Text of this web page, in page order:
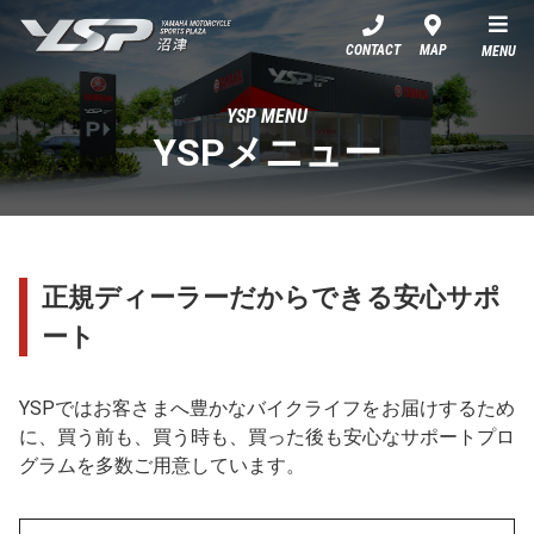
YSP沼津
CONTACT MAP MENU
YSP MENU
YSPメニュー
正規ディーラーだからできる安心サポ
ート
YSPではお客さまへ豊かなバイクライフをお届けするため
に、買う前も、買う時も、買った後も安心なサポートプロ
グラムを多数ご用意しています。